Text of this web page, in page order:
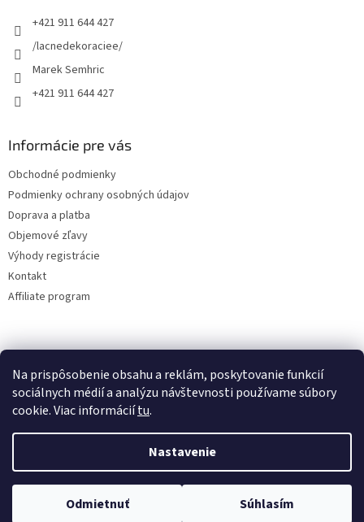
Na prispôsobenie obsahu a reklám, poskytovanie funkcií
sociálnych médií a analýzu návštevnosti používame súbory
cookie. Viac informáciítu.
Nastavenie
Odmietnuť Súhlasím
+421 911 644 427
/lacnedekoraciee/
Marek Semhric
+421 911 644 427
Informácie pre vás
Obchodné podmienky
Podmienky ochrany osobných údajov
Doprava a platba
Objemové zľavy
Výhody registrácie
Kontakt
Affiliate program
Copyright 2026lacne-dekoracie.sk. Všetky práva vyhradené.
Upraviť nastavenie cookies